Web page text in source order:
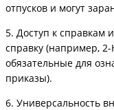
отпусков и могут
5. Доступ к справкам
справку (например,
обязательные для
приказы).
6. Универсальность